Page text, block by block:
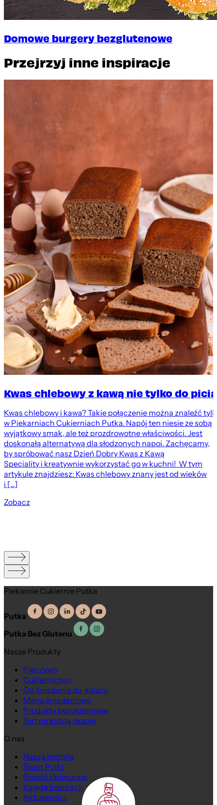
Domowe burgery bezglutenowe
Przejrzyj inne inspiracje
Kwas chlebowy z kawą nie tylko do picia
Kwas chlebowy i kawa? Takie połączenie można znaleźć
w Piekarniach Cukierniach Putka. Napój ten niesie ze sobą
wyjątkowy smak, ale też prozdrowotne właściwości. Jest
doskonałą alternatywą dla słodzonych napoi. Zachęcamy,
by spróbować nasz Dzień Dobry Kwas z Kawą
Speciality i kreatywnie wykorzystać go w kuchni! W tym
artykule znajdziesz: Kwas chlebowy znany jest od wieków
i […]
Zobacz
Piekarnie Cukiernie Putka
Putka
Putka Bez Glutenu
Nasze Produkty
Pieczywo
Cukiernictwo
Od śniadania do kolacji
Menu śniadaniowe
Produkty bezglutenowe
Tort na każdą okazję
O nas
Nasza historia
Świat Putki
Świeżo Upieczone
Księga Inspiracji
Aktualności